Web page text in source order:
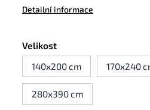
Detailní informace
Velikost
140x200 cm
170x240
280x390 cm